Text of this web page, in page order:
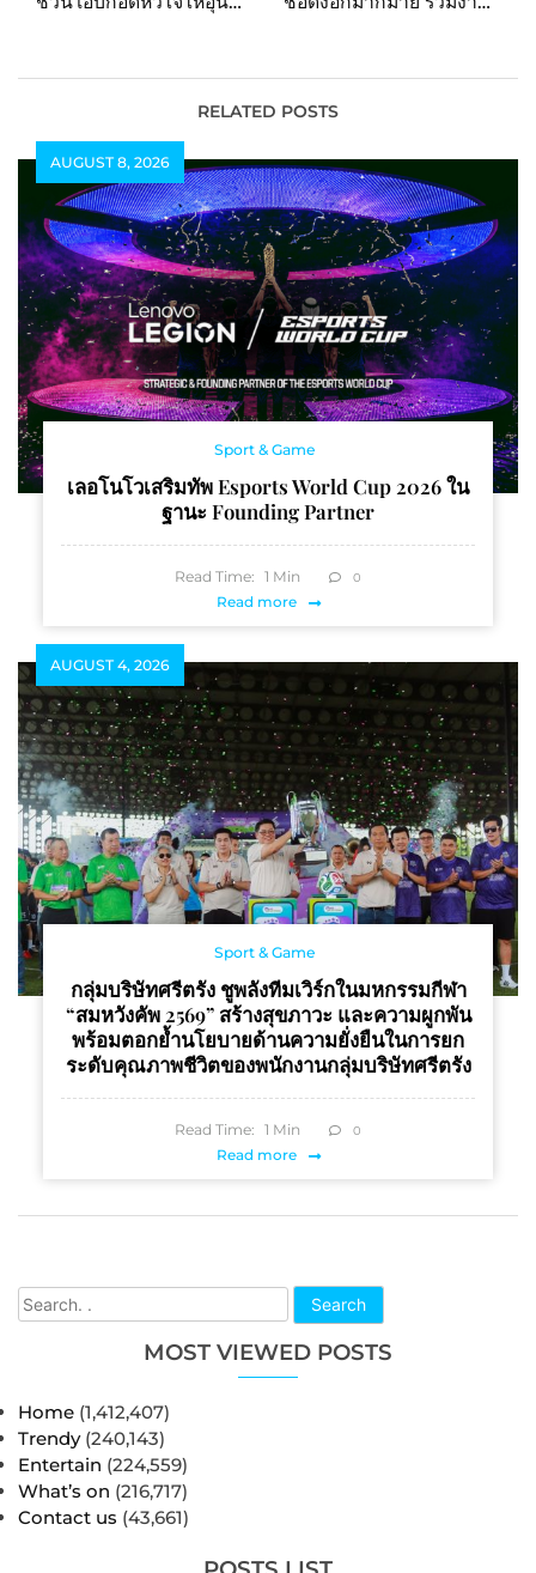
Search
MOST VIEWED POSTS
Home (1,412,407)
Trendy (240,143)
Entertain (224,559)
What’s on (216,717)
Contact us (43,661)
Sound Bath ครั้งแรกใน
ไทย กับ ‘ViVa La MESS
Presented by
Ajinomoto Quick Meal’
ARMANI Beauty
RELATED POSTS
AUGUST 8, 2026
Sport & Game
เลอโนโวเสริมทัพ Esports World Cup 2026 ใน
ฐานะ Founding Partner
Read Time: 1 Min 0
Read more
AUGUST 4, 2026
Sport & Game
กลุ่มบริษัทศรีตรัง ชูพลังทีมเวิร์กในมหกรรมกีฬา
“สมหวังคัพ 2569” สร้างสุขภาวะ และความผูกพัน
พร้อมตอกย้ำนโยบายด้านความยั่งยืนในการยก
ระดับคุณภาพชีวิตของพนักงานกลุ่มบริษัทศรีตรัง
Read Time: 1 Min 0
Read more